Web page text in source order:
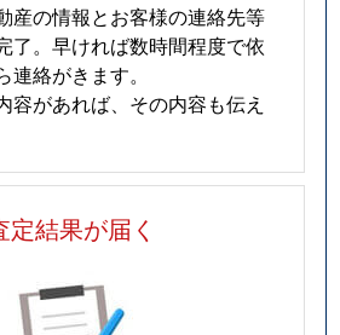
産の情報とお客様の連絡先等
了。早ければ数時間程度で依
絡がきます。
容があれば、その内容も伝え
定結果が届く